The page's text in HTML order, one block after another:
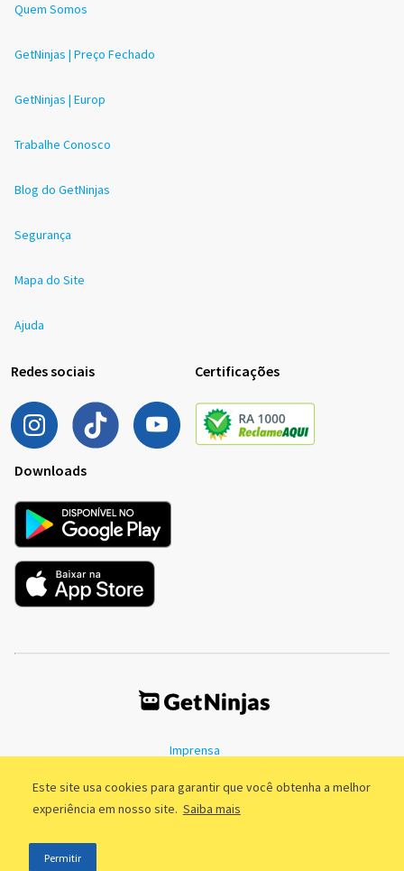
Este site usa cookies para garantir que você obtenha a melhor
experiência em nosso site. Saiba mais
Permitir
Quem Somos
GetNinjas | Preço Fechado
GetNinjas | Europ
Trabalhe Conosco
Blog do GetNinjas
Segurança
Mapa do Site
Ajuda
Redes sociais Certificações
Downloads
Imprensa
Política de Privacidade
©2011 - 2026, GetNinjas LTDA. CNPJ 55.744.877/0001-89 - Rua Dr.